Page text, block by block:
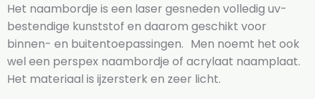
Het naambordje is een laser gesneden volledig uv-
bestendige kunststof en daarom geschikt voor
binnen- en buitentoepassingen. Men noemt het ook
wel een perspex naambordje of acrylaat naamplaat.
Het materiaal is ijzersterk en zeer licht.